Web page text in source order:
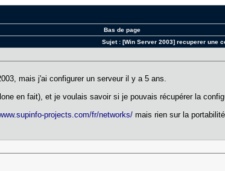
Bas de page
Sujet : [Win Server 2003] recuperer une
mais j'ai configurer un serveur il y a 5 ans.
en fait), et je voulais savoir si je pouvais récupérer la
projects.com/fr/networks/ mais rien sur la